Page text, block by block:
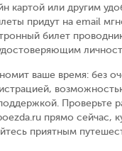
картой или другим
придут на email
билет
ваше время: без
Проверьте
прямо сейчас,
приятным